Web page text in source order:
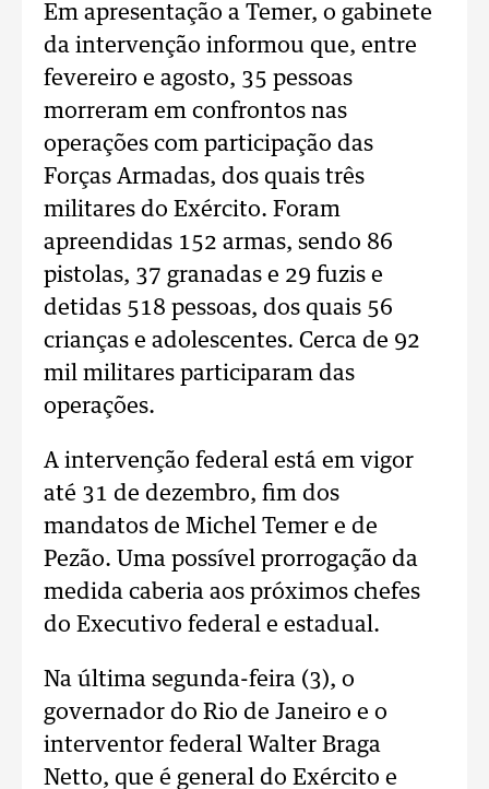
Em apresentação a Temer, o gabinete
da intervenção informou que, entre
fevereiro e agosto, 35 pessoas
morreram em confrontos nas
operações com participação das
Forças Armadas, dos quais três
militares do Exército. Foram
apreendidas 152 armas, sendo 86
pistolas, 37 granadas e 29 fuzis e
detidas 518 pessoas, dos quais 56
crianças e adolescentes. Cerca de 92
mil militares participaram das
operações.
A intervenção federal está em vigor
até 31 de dezembro, fim dos
mandatos de Michel Temer e de
Pezão. Uma possível prorrogação da
medida caberia aos próximos chefes
do Executivo federal e estadual.
Na última segunda-feira (3), o
governador do Rio de Janeiro e o
interventor federal Walter Braga
Netto, que é general do Exército e